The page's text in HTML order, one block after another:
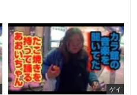
ゲイ